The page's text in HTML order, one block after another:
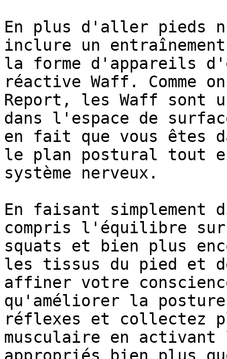
En plus d'aller pieds
inclure un
la forme d'appareils
réactive Waff. Comme
Report, les Waff sont
dans l'espace de
en fait que vous êtes
le plan postural tout
système nerveux.
En faisant simplement
compris l'équilibre
squats et bien plus
les tissus du pied et
affiner votre
qu'améliorer la
réflexes et collectez
musculaire en activant